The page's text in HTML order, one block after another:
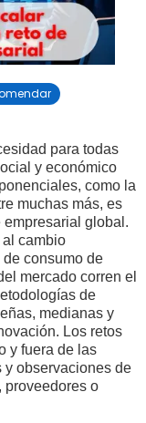
para todas
y económico
como la
muchas más, es
global.
al cambio
consumo de
mercado corren el
de
medianas y
Los retos
y fuera de las
y observaciones de
proveedores o